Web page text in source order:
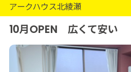
アークハウス北綾瀬
10月OPEN 広くて安い